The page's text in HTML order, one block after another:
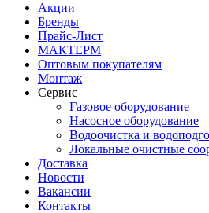
Акции
Бренды
Прайс-Лист
МАКТЕРМ
Оптовым покупателям
Монтаж
Сервис
Газовое оборудование
Насосное оборудование
Водоочистка и
Локальные очистные
Доставка
Новости
Вакансии
Контакты